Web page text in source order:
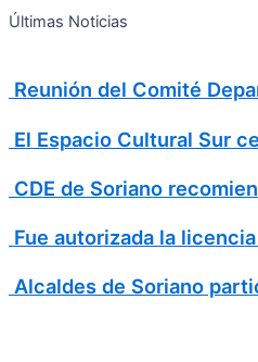
Ir
Últimas Noticias
Reunión del Comité
El Espacio Cultural Sur
CDE de Soriano
Fue autorizada la
Alcaldes de Soriano
Search